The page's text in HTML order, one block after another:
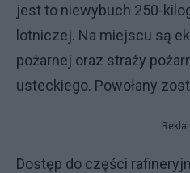
jest to niewybuch 250-
lotniczej. Na miejscu są
pożarnej oraz straży
usteckiego. Powołany
Dostęp do części